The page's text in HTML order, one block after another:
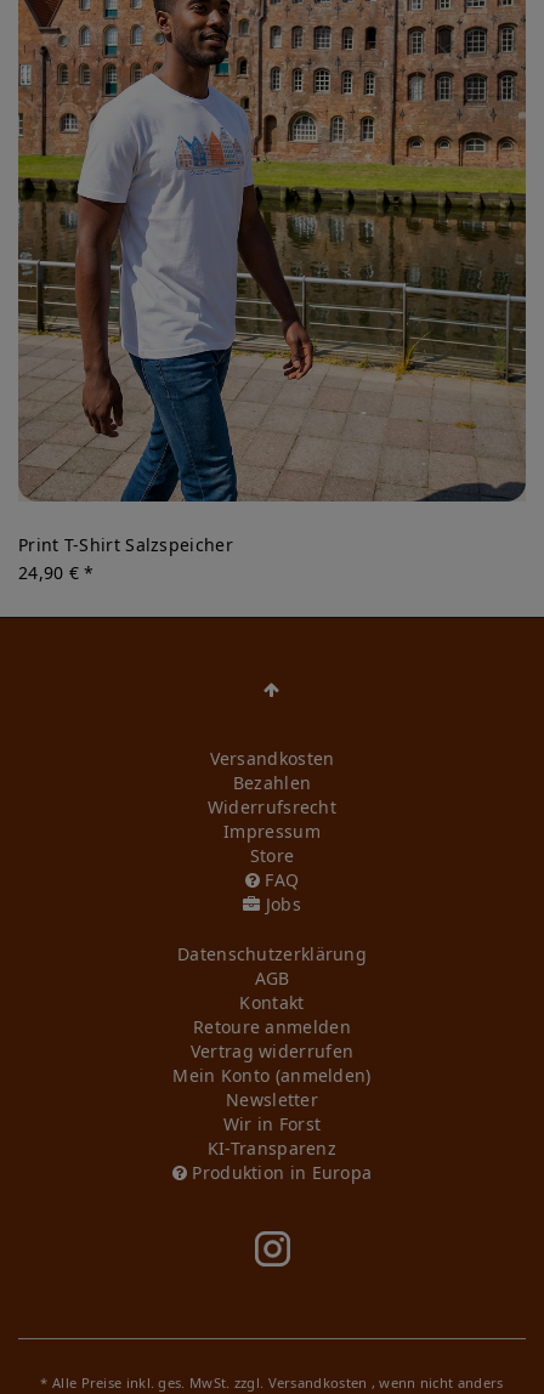
Print T-Shirt Salzspeicher
24,90 € *
Versandkosten
Bezahlen
Widerrufs­recht
Impressum
Store
FAQ
Jobs
Daten­schutz­erklärung
AGB
Kontakt
Retoure anmelden
Vertrag widerrufen
Mein Konto (anmelden)
Newsletter
Wir in Forst
KI-Transparenz
Produktion in Europa
* Alle Preise inkl. ges. MwSt. zzgl. Versandkosten , wenn nicht anders